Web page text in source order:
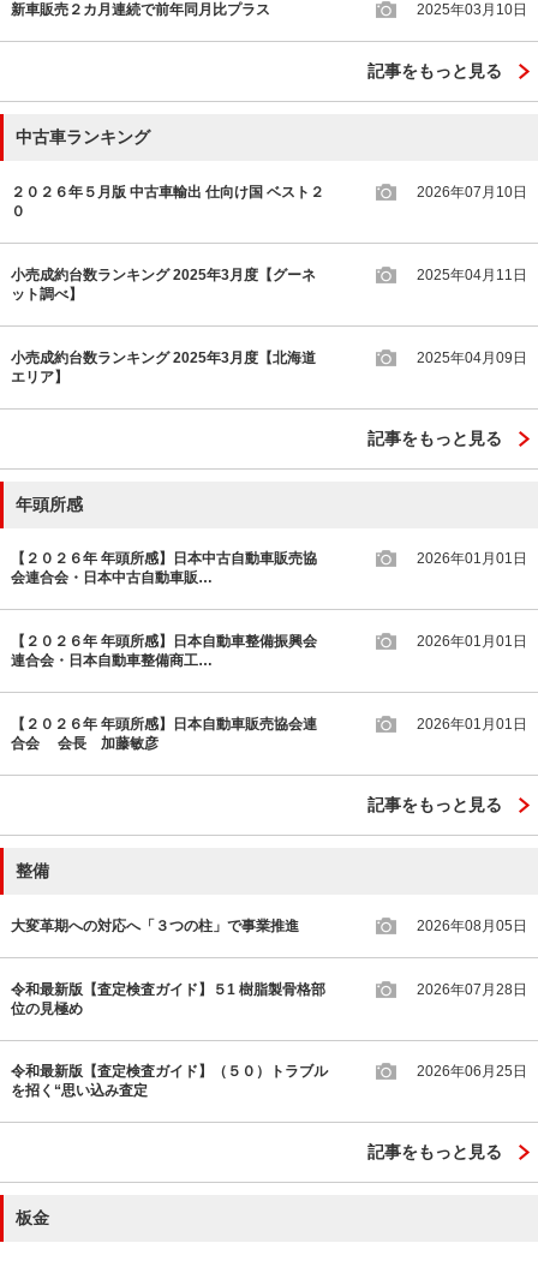
新車販売２カ月連続で前年同月比プラス 2025年03月10日
記事をもっと見る
中古車ランキング
２０２６年５月版 中古車輸出 仕向け国 ベスト２
０
2026年07月10日
小売成約台数ランキング 2025年3月度【グーネ
ット調べ】
2025年04月11日
小売成約台数ランキング 2025年3月度【北海道
エリア】
2025年04月09日
記事をもっと見る
年頭所感
【２０２６年 年頭所感】日本中古自動車販売協
会連合会・日本中古自動車販…
2026年01月01日
【２０２６年 年頭所感】日本自動車整備振興会
連合会・日本自動車整備商工…
2026年01月01日
【２０２６年 年頭所感】日本自動車販売協会連
合会 会長 加藤敏彦
2026年01月01日
記事をもっと見る
整備
大変革期への対応へ「３つの柱」で事業推進 2026年08月05日
令和最新版【査定検査ガイド】５1 樹脂製骨格部
位の見極め
2026年07月28日
令和最新版【査定検査ガイド】（５０）トラブル
を招く“思い込み査定
2026年06月25日
記事をもっと見る
板金